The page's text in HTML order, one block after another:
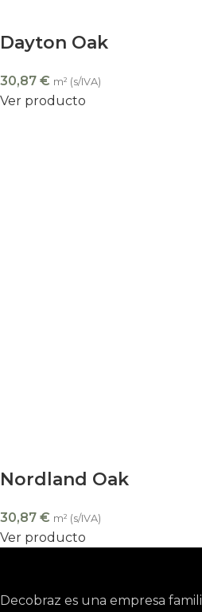
Dayton Oak
30,87 € m² (s/IVA)
Ver producto
Nordland Oak
30,87 € m² (s/IVA)
Ver producto
Decobraz es una empresa